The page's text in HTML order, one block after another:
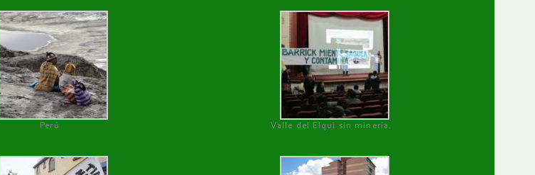
Perú Valle del Elqui sin minería.